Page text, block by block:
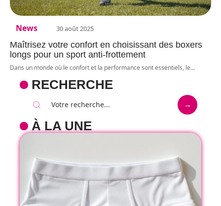
News 30 août 2025
Maîtrisez votre confort en choisissant des boxers
longs pour un sport anti-frottement
Dans un monde où le confort et la performance sont essentiels, le…
RECHERCHE
À LA UNE